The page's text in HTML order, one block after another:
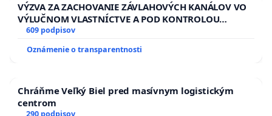
VÝZVA ZA ZACHOVANIE ZÁVLAHOVÝCH KANÁLOV VO
VÝLUČNOM VLASTNÍCTVE A POD KONTROLOU
SLOVENSKEJ REPUBLIKY & žiadosť na riešenie
zanedbaného stavu závlahových a odvodňovacích
kanálov na Slovensku
609 podpisov
Oznámenie o transparentnosti
Chráňme Veľký Biel pred masívnym logistickým
centrom